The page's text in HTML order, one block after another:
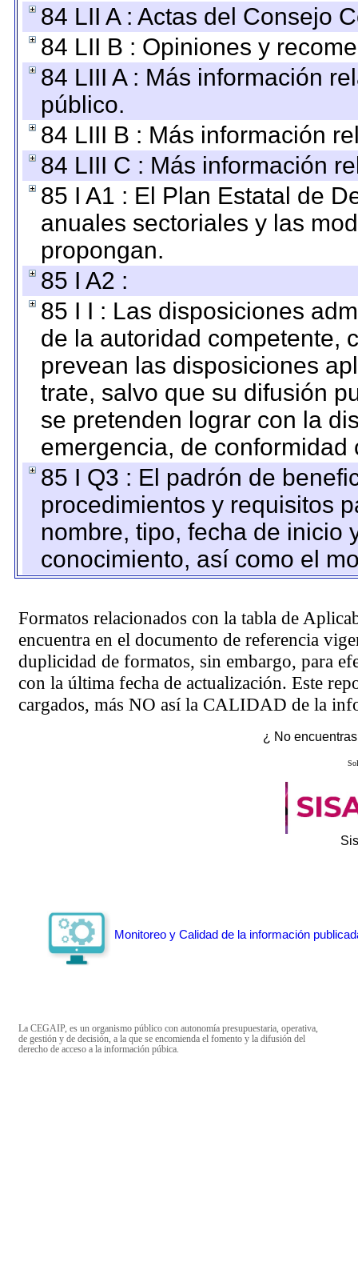
84 LII A : Actas del Consejo
84 LII B : Opiniones y
84 LIII A : Más información
público.
84 LIII B : Más información
84 LIII C : Más información
85 I A1 : El Plan Estatal de
anuales sectoriales y las
propongan.
85 I A2 :
85 I I : Las disposiciones
de la autoridad competente,
prevean las disposiciones
trate, salvo que su difusión
se pretenden lograr con la
emergencia, de
85 I Q3 : El padrón de
procedimientos y requisitos
nombre, tipo, fecha de inicio
conocimiento, así como el
Formatos relacionados con la tabla de
encuentra en el documento de referencia
duplicidad de formatos, sin embargo, para
con la última fecha de actualización. Este
cargados, más NO así la CALIDAD de la
¿ No
Monitoreo y Calidad de la información
La CEGAIP, es un organismo público con autonomía presupuestaria, operativa,
de gestión y de decisión, a la que se encomienda el fomento y la difusión del
derecho de acceso a la información púbica.